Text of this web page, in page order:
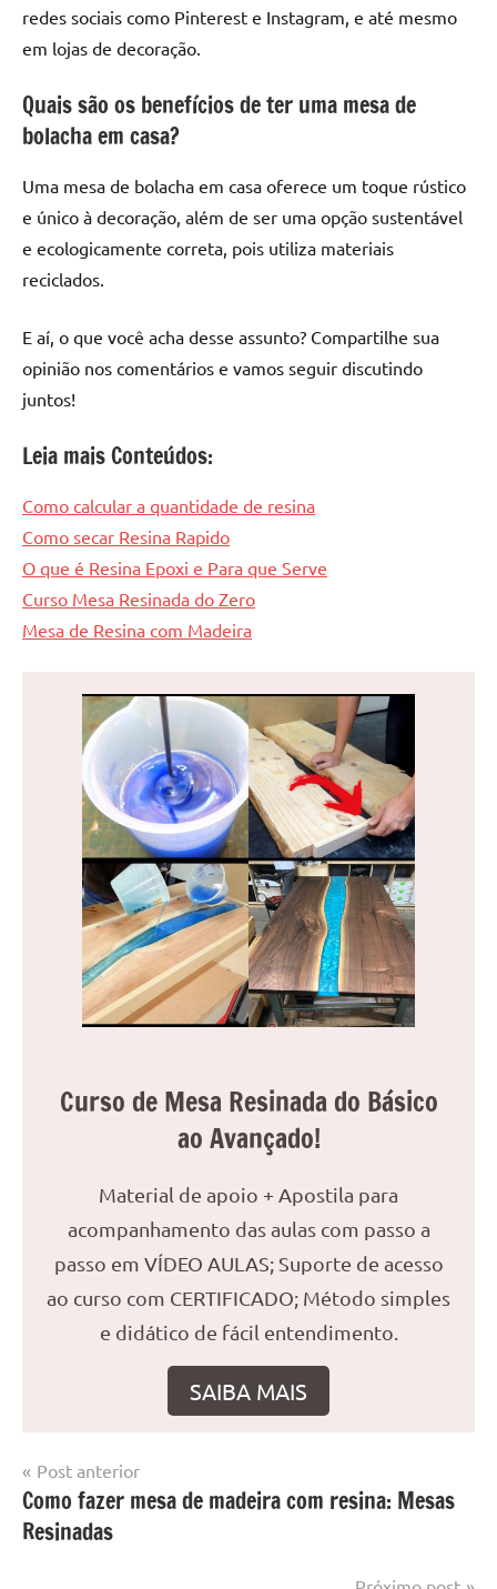
redes sociais como Pinterest e Instagram, e até mesmo
em lojas de decoração.
Quais são os benefícios de ter uma mesa de
bolacha em casa?
Uma mesa de bolacha em casa oferece um toque rústico
e único à decoração, além de ser uma opção sustentável
e ecologicamente correta, pois utiliza materiais
reciclados.
E aí, o que você acha desse assunto? Compartilhe sua
opinião nos comentários e vamos seguir discutindo
juntos!
Leia mais Conteúdos:
Como calcular a quantidade de resina
Como secar Resina Rapido
O que é Resina Epoxi e Para que Serve
Curso Mesa Resinada do Zero
Mesa de Resina com Madeira
Curso de Mesa Resinada do Básico
ao Avançado!
Material de apoio + Apostila para
acompanhamento das aulas com passo a
passo em VÍDEO AULAS; Suporte de acesso
ao curso com CERTIFICADO; Método simples
e didático de fácil entendimento.
SAIBA MAIS
Marcado
com
mesa
Mesa
resinada
Navegação
de
Post
Post anterior
Como fazer mesa de madeira com resina: Mesas
Resinadas